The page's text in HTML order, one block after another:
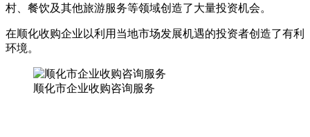
村、餐饮及其他旅游服务等领域创造了大量投资机会。
在顺化收购企业以利用当地市场发展机遇的投资者创造了有利
环境。
顺化市企业收购咨询服务